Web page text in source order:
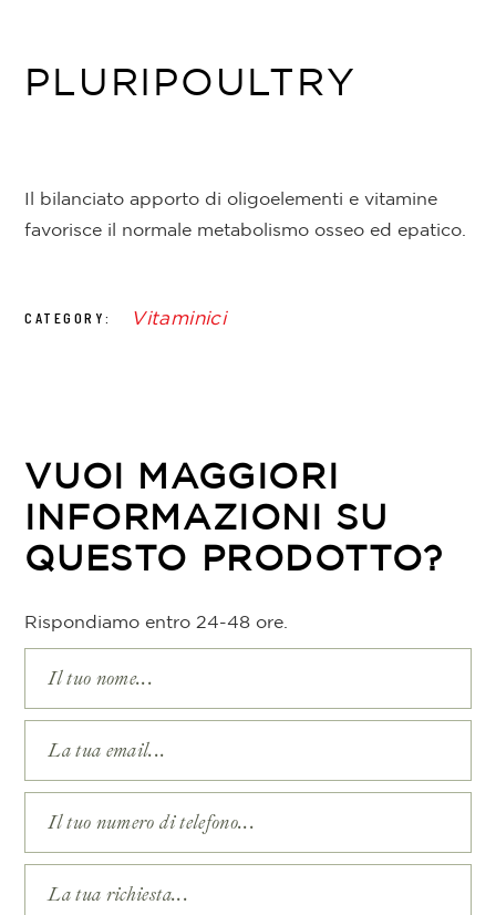
PLURIPOULTRY
Il bilanciato apporto di oligoelementi e vitamine
favorisce il normale metabolismo osseo ed epatico.
CATEGORY: Vitaminici
VUOI MAGGIORI
INFORMAZIONI SU
QUESTO PRODOTTO?
Rispondiamo entro 24-48 ore.